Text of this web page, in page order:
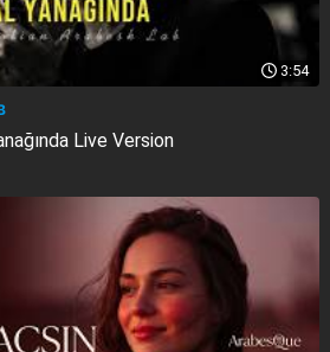
3:54
Live Version